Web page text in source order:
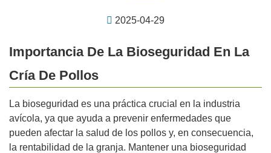
2025-04-29
Importancia De La Bioseguridad En La
Cría De Pollos
La bioseguridad es una práctica crucial en la industria
avícola, ya que ayuda a prevenir enfermedades que
pueden afectar la salud de los pollos y, en consecuencia,
la rentabilidad de la granja. Mantener una bioseguridad